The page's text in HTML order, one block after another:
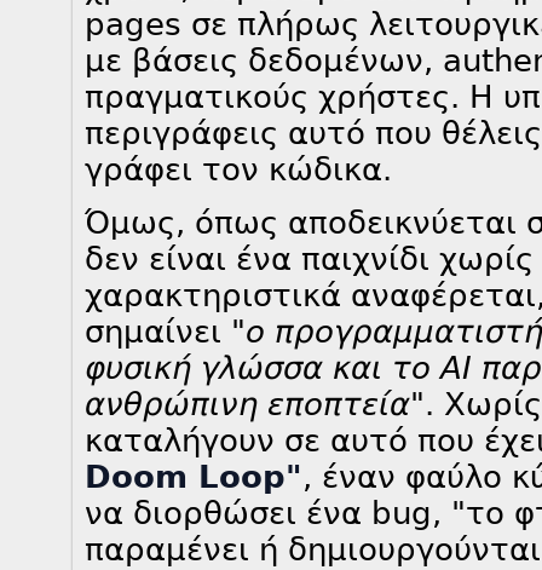
pages σε πλήρως
με βάσεις δεδομένων,
πραγματικούς χρήστες. Η
περιγράφεις αυτό που
γράφει τον κώδικα.
Όμως, όπως αποδεικνύεται
δεν είναι ένα παιχνίδι
χαρακτηριστικά
σημαίνει "ο
φυσική γλώσσα και το AI
ανθρώπινη εποπτεία".
καταλήγουν σε αυτό που
Doom Loop" , έναν φαύλο
να διορθώσει ένα bug, "το
παραμένει ή